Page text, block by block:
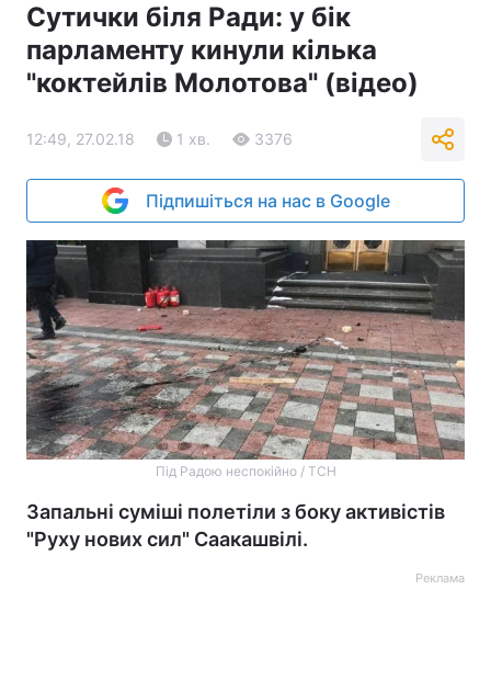
Сутички біля Ради: у бік
парламенту кинули кілька
"коктейлів Молотова" (відео)
12:49, 27.02.18 1 хв. 3376
Підпишіться на нас в Google
Під Радою неспокійно / ТСН
Запальні суміші полетіли з боку активістів
"Руху нових сил" Саакашвілі.
Реклама